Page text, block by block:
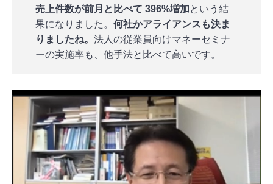
売上件数が前月と比べて 396%増加という結
果になりました。 何社かアライアンスも決ま
りましたね。 法人の従業員向けマネーセミナ
ーの実施率も、他手法と比べて高いです。